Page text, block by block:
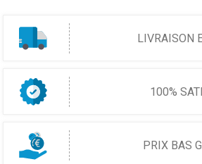
LIVRAISON
100%
PRIX BAS